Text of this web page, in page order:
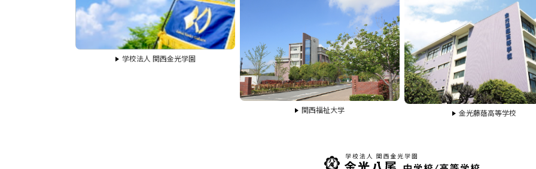
学校法人 関西金光学園
関西福祉大学 金光藤蔭高等学校